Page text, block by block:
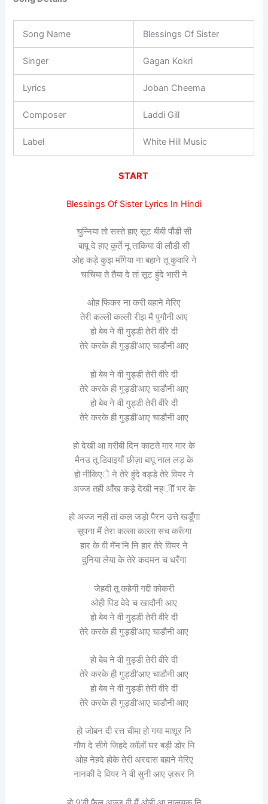
Song Name Blessings Of Sister
Singer Gagan Kokri
Lyrics Joban Cheema
Composer Laddi Gill
Label White Hill Music
START
Blessings Of Sister Lyrics In Hindi
चुन्निया तो सस्ते हाए सूट बीबी पौंडी सी
बापू दे हाए कुर्ते नू ताकिया वी लौंडी सी
ओह कड़े कुझ माँगेया ना बहाने तू कुवारि ने
चाचिया ते तैया दे तां सूट हुंदे भारी ने
ओह फिकर ना करी बहाने मेरिए
तेरी कल्ली कल्ली रीझ मैं पुगौनी आए
हो बेब ने वी गुड्डी तेरी वीरे दी
तेरे करके ही गुड्डी’आए चाडौनी आए
हो बेब ने वी गुड्डी तेरी वीरे दी
तेरे करके ही गुड्डी’आए चाडौनी आए
हो बेब ने वी गुड्डी तेरी वीरे दी
तेरे करके ही गुड्डी’आए चाडौनी आए
हो देखी आ ग़रीबी दिन काटते मार मार के
मैनउ तू डिवाइयाँ छीज़ा बापू नाल लड़ के
हो नीकिएे ने तेरे हुंदे वड्डे तेरे वियर ने
अज्ज तही आँख कड़े देखी नह्ीॉ भर के
हो अज्ज नही तां कल जड़ो पैरन उत्ते खडूँगा
सूपना मैं तेरा कल्ला कल्ला सच करूँगा
हार के वी मॅन’नि नि हार तेरे वियर ने
दुनिया लेया के तेरे कदमन च धरँगा
जेहदी तू कहेगी गद्दी कोकरी
ओही पिंड वेदे च खादौनी आए
हो बेब ने वी गुड्डी तेरी वीरे दी
तेरे करके ही गुड्डी’आए चाडौनी आए
हो बेब ने वी गुड्डी तेरी वीरे दी
तेरे करके ही गुड्डी’आए चाडौनी आए
हो बेब ने वी गुड्डी तेरी वीरे दी
तेरे करके ही गुड्डी’आए चाडौनी आए
हो जोबन दी रत्त चीमा हो गया माशूर नि
गौण दे सीगे जिहदे कॉलों घर बड़ी डोर नि
ओह नेहदे होके तेरी अरदास बहाने मेरिए
नानकी दे वियर ने वी सुनी आए ज़रूर नि